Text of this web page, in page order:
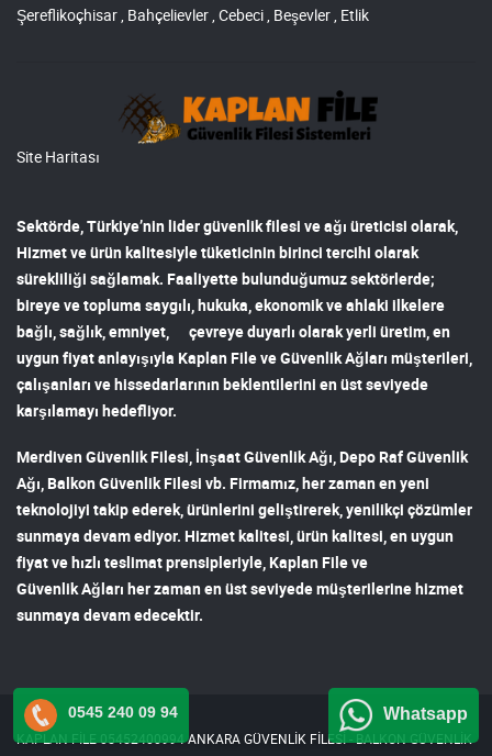
Şereflikoçhisar , Bahçelievler , Cebeci , Beşevler , Etlik
Site Haritası
Sektörde, Türkiye’nin lidergüvenlik filesi ve ağı üreticisi olarak,
Hizmet ve ürün kalitesiyle tüketicinin birinci tercihi olarak
sürekliliği sağlamak. Faaliyette bulunduğumuz sektörlerde;
bireye ve topluma saygılı, hukuka, ekonomik ve ahlaki ilkelere
bağlı, sağlık, emniyet, çevreye duyarlı olarak yerli üretim, en
uygun fiyat anlayışıyla Kaplan File ve Güvenlik Ağları müşterileri,
çalışanları ve hissedarlarının beklentilerini en üst seviyede
karşılamayı hedefliyor.
Merdiven Güvenlik Filesi, İnşaat Güvenlik Ağı, Depo Raf Güvenlik
Ağı, Balkon Güvenlik Filesi vb. Firmamız, her zaman en yeni
teknolojiyi takip ederek, ürünlerini geliştirerek, yenilikçi çözümler
sunmaya devam ediyor. Hizmet kalitesi, ürün kalitesi, en uygun
fiyat ve hızlı teslimat prensipleriyle, Kaplan File ve
Güvenlik Ağları her zaman en üst seviyede müşterilerine hizmet
sunmaya devam edecektir.
KAPLAN FİLE 05452400994 ANKARA GÜVENLİK FİLESİ - BALKON GÜVENLİK
0545 240 09 94 Whatsapp